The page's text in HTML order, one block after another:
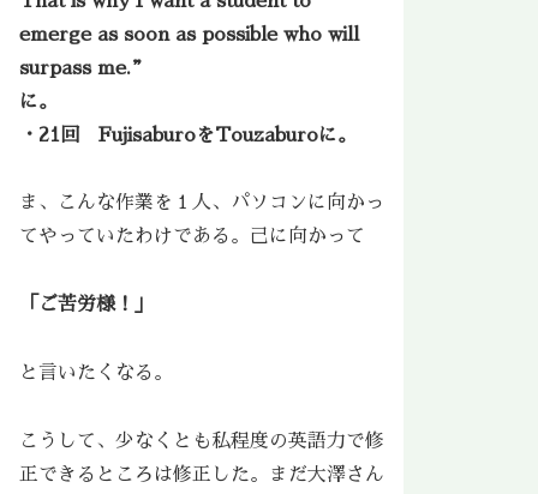
emerge as soon as possible who will
surpass me.”
に。
・21回 FujisaburoをTouzaburoに。
ま、こんな作業を１人、パソコンに向かっ
てやっていたわけである。己に向かって
「ご苦労様！」
と言いたくなる。
こうして、少なくとも私程度の英語力で修
正できるところは修正した。まだ大澤さん